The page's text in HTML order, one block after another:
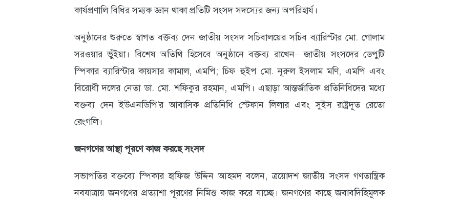
কার্যপ্রণালি বিধির সম্যক জ্ঞান থাকা প্রতিটি সংসদ সদস্যের জন্য অপরিহার্য।
অনুষ্ঠানের শুরুতে স্বাগত বক্তব্য দেন জাতীয় সংসদ সচিবালয়ের সচিব ব্যারিস্টার মো. গোলাম
সরওয়ার ভুঁইয়া। বিশেষ অতিথি হিসেবে অনুষ্ঠানে বক্তব্য রাখেন– জাতীয় সংসদের ডেপুটি
স্পিকার ব্যারিস্টার কায়সার কামাল, এমপি; চিফ হুইপ মো. নূরুল ইসলাম মণি, এমপি এবং
বিরোধী দলের নেতা ডা. মো. শফিকুর রহমান, এমপি। এছাড়া আন্তর্জাতিক প্রতিনিধিদের মধ্যে
বক্তব্য দেন ইউএনডিপি'র আবাসিক প্রতিনিধি স্টেফান লিলার এবং সুইস রাষ্ট্রদূত রেতো
রেংগলি।
জনগণের আস্থা পূরণে কাজ করছে সংসদ
সভাপতির বক্তব্যে স্পিকার হাফিজ উদ্দিন আহমদ বলেন, ত্রয়োদশ জাতীয় সংসদ গণতান্ত্রিক
নবযাত্রায় জনগণের প্রত্যাশা পূরণের নিমিত্ত কাজ করে যাচ্ছে। জনগণের কাছে জবাবদিহিমূলক